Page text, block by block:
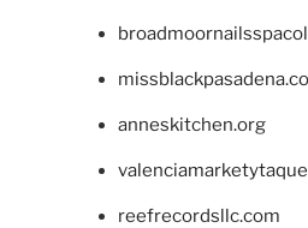
anneskitchen.org
reefrecordsllc.com